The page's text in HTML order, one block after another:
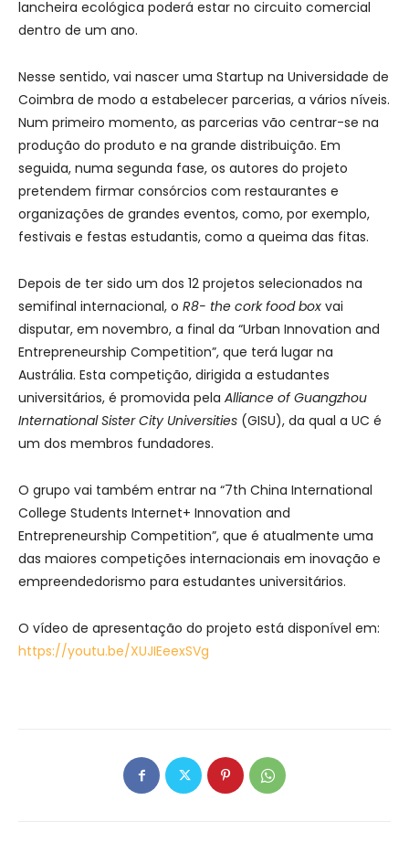
lancheira ecológica poderá estar no circuito comercial
dentro de um ano.
Nesse sentido, vai nascer uma Startup na Universidade de
Coimbra de modo a estabelecer parcerias, a vários níveis.
Num primeiro momento, as parcerias vão centrar-se na
produção do produto e na grande distribuição. Em
seguida, numa segunda fase, os autores do projeto
pretendem firmar consórcios com restaurantes e
organizações de grandes eventos, como, por exemplo,
festivais e festas estudantis, como a queima das fitas.
Depois de ter sido um dos 12 projetos selecionados na
semifinal internacional, o R8- the cork food box vai
disputar, em novembro, a final da “Urban Innovation and
Entrepreneurship Competition”, que terá lugar na
Austrália. Esta competição, dirigida a estudantes
universitários, é promovida pela Alliance of Guangzhou
International Sister City Universities (GISU), da qual a UC é
um dos membros fundadores.
O grupo vai também entrar na “7th China International
College Students Internet+ Innovation and
Entrepreneurship Competition”, que é atualmente uma
das maiores competições internacionais em inovação e
empreendedorismo para estudantes universitários.
O vídeo de apresentação do projeto está disponível em:
https://youtu.be/XUJIEeexSVg